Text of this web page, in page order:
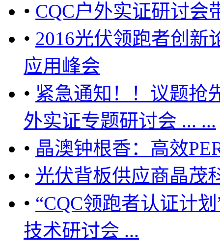
• CQC户外实证研讨会
• 2016光伏领跑者创新
应用峰会
• 紧急通知！！议题抢
外实证专题研讨会 ... ...
• 晶澳钟根香：高效
• 光伏背板供应商晶茂
• “CQC领跑者认证计
技术研讨会 ...